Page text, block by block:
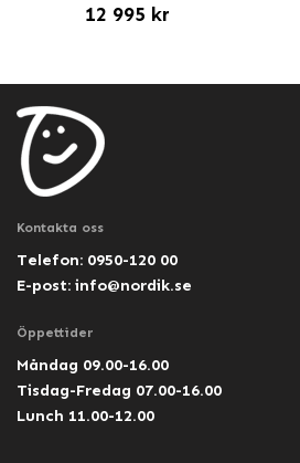
12 995 kr
Kontakta oss
Telefon: 0950-120 00
E-post: info@nordik.se
Öppettider
Måndag 09.00-16.00
Tisdag-Fredag 07.00-16.00
Lunch 11.00-12.00